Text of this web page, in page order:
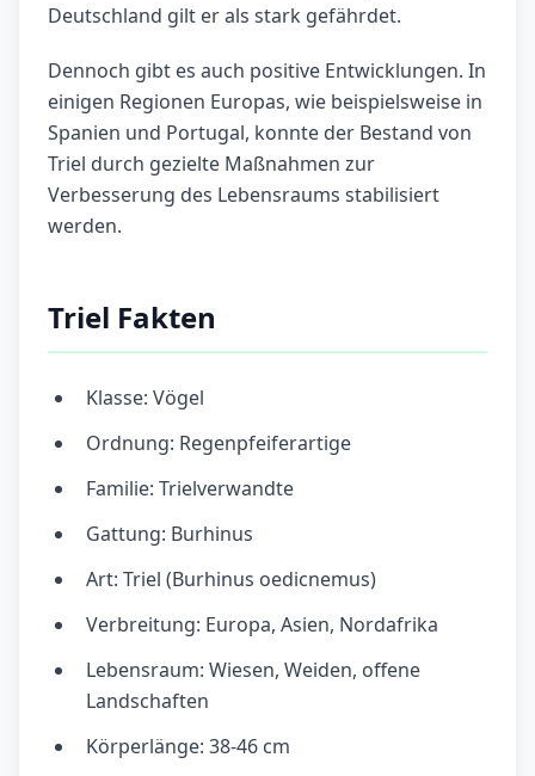
Deutschland gilt er als stark gefährdet.
Dennoch gibt es auch positive Entwicklungen. In
einigen Regionen Europas, wie beispielsweise in
Spanien und Portugal, konnte der Bestand von
Triel durch gezielte Maßnahmen zur
Verbesserung des Lebensraums stabilisiert
werden.
Triel Fakten
Klasse: Vögel
Ordnung: Regenpfeiferartige
Familie: Trielverwandte
Gattung: Burhinus
Art: Triel (Burhinus oedicnemus)
Verbreitung: Europa, Asien, Nordafrika
Lebensraum: Wiesen, Weiden, offene
Landschaften
Körperlänge: 38-46 cm